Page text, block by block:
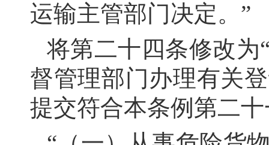
运输主管部门决定。”
将第二十四条修改为
督管理部门办理有关
提交符合本条例第二